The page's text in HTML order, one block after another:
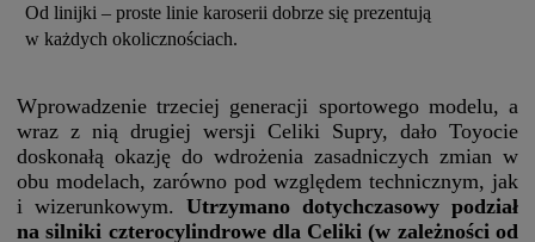
Od linijki – proste linie karoserii dobrze się prezentują
w każdych okolicznościach.
Wprowadzenie trzeciej generacji sportowego modelu, a
wraz z nią drugiej wersji Celiki Supry, dało Toyocie
doskonałą okazję do wdrożenia zasadniczych zmian w
obu modelach, zarówno pod względem technicznym, jak
i wizerunkowym. Utrzymano dotychczasowy podział
na silniki czterocylindrowe dla Celiki (w zależności od